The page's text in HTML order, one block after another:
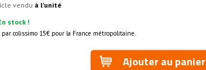
vendu à l'unité
stock !
colissimo 15€ pour la France métropolitaine.
Ajouter au panier